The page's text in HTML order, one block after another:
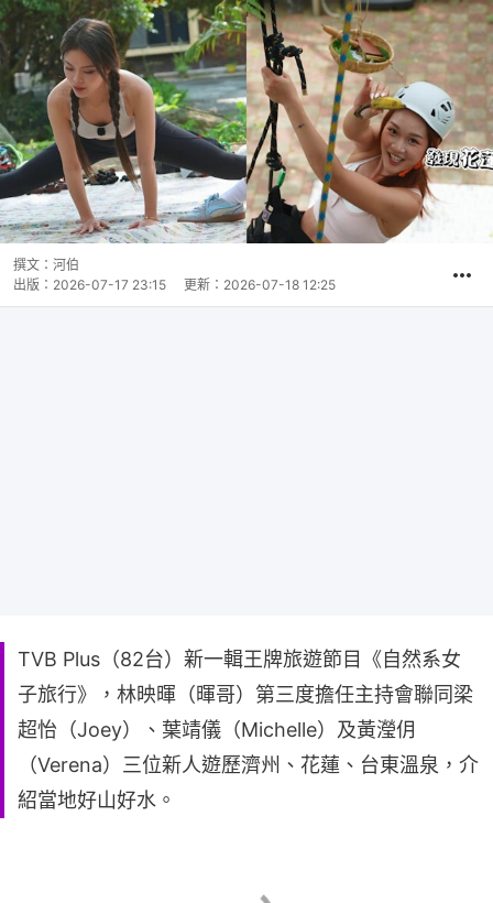
撰文： 河伯
出版： 2026-07-17 23:15 更新： 2026-07-18 12:25
TVB Plus（82台）新一輯王牌旅遊節目《自然系女
子旅行》，林映暉（暉哥）第三度擔任主持會聯同梁
超怡（Joey）、葉靖儀（Michelle）及黃瀅仴
（Verena）三位新人遊歷濟州、花蓮、台東溫泉，介
紹當地好山好水。